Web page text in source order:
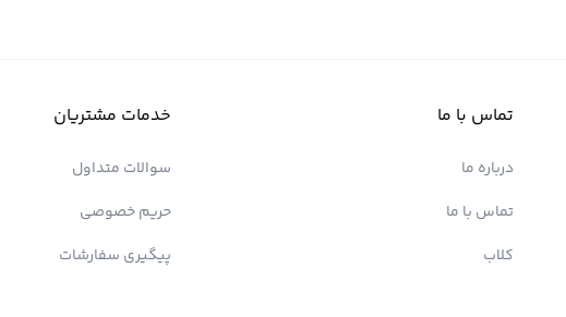
تماس با ما
درباره ما
تماس با ما
کلاب
خدمات مشتریان
سوالات متداول
حریم خصوصی
پیگیری سفارشات